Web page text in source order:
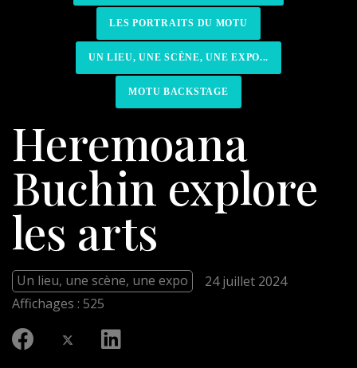
LES PORTRAITS DU MOTU
UN LIEU, UNE SCÈNE, UNE EXPO...
MOTU BACKSTAGE
Heremoana
Buchin explore
les arts
Un lieu, une scène, une expo
24 juillet 2024
Affichages : 525